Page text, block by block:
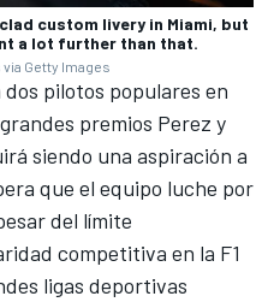
custom livery in Miami, but
a lot further than that.
Getty Images
pilotos populares en
premios Perez y
siendo una aspiración a
que el equipo luche por
del límite
competitiva en la F1
ligas deportivas